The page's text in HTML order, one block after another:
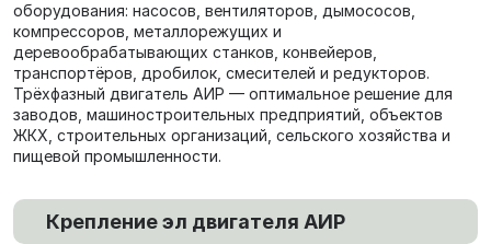
оборудования: насосов, вентиляторов, дымососов,
компрессоров, металлорежущих и
деревообрабатывающих станков, конвейеров,
транспортёров, дробилок, смесителей и редукторов.
Трёхфазный двигатель АИР — оптимальное решение для
заводов, машиностроительных предприятий, объектов
ЖКХ, строительных организаций, сельского хозяйства и
пищевой промышленности.
Крепление эл двигателя АИР